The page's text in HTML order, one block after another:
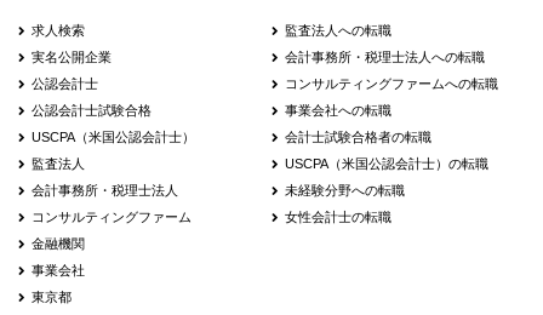
求人検索
実名公開企業
公認会計士
公認会計士試験合格
USCPA（米国公認会計士）
監査法人
会計事務所・税理士法人
コンサルティングファーム
金融機関
事業会社
東京都
監査法人への転職
会計事務所・税理士法人への転職
コンサルティングファームへの転職
事業会社への転職
会計士試験合格者の転職
USCPA（米国公認会計士）の転職
未経験分野への転職
女性会計士の転職